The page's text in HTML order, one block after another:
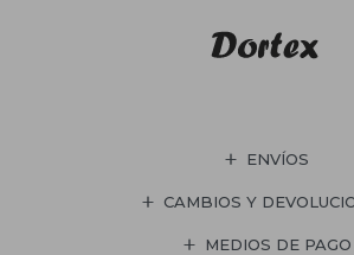
ENVÍOS
CAMBIOS Y
MEDIOS DE PAGO